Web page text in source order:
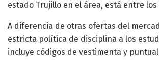
estado Trujillo en el área, está entre los
A diferencia de otras ofertas del
estricta política de disciplina a los
incluye códigos de vestimenta y